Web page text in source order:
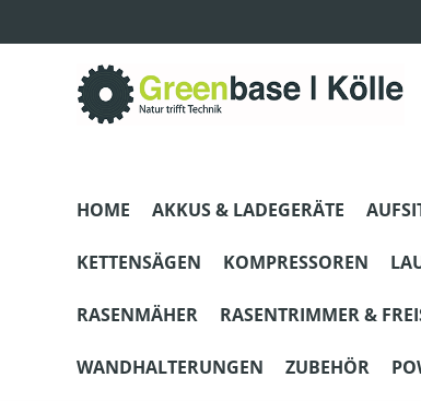
HOME AKKUS & LADEGERÄTE
KETTENSÄGEN KOMPRESSOREN
RASENMÄHER RASENTRIMMER &
WANDHALTERUNGEN ZUBEHÖR